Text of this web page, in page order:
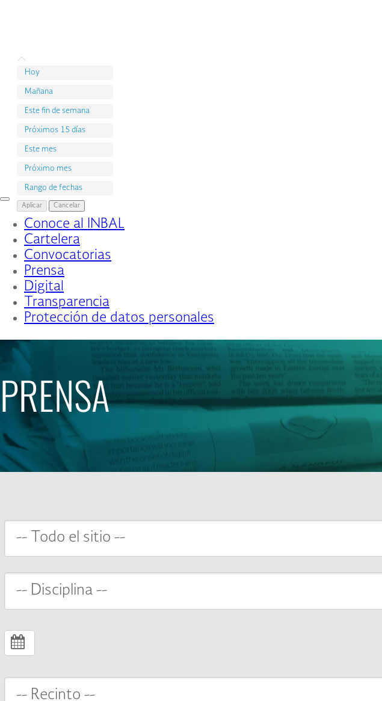
Interruptor
de
Navegación
Conoce al INBAL
Cartelera
Convocatorias
Prensa
Digital
Transparencia
Protección de datos personales
PRENSA
Hoy
Mañana
Este fin de semana
Próximos 15 días
Este mes
Próximo mes
Rango de fechas
Aplicar Cancelar